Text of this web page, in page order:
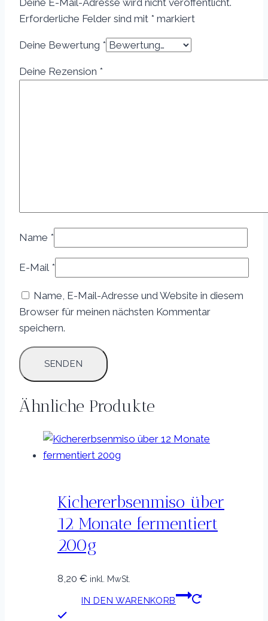
Erforderliche Felder sind mit * markiert
Deine Bewertung *
Deine Rezension *
Name *
E-Mail *
Name, E-Mail-Adresse und Website in diesem
Browser für meinen nächsten Kommentar
speichern.
Ähnliche Produkte
Kichererbsenmiso über
12 Monate fermentiert
200g
8,20 € inkl. MwSt.
IN DEN WARENKORB